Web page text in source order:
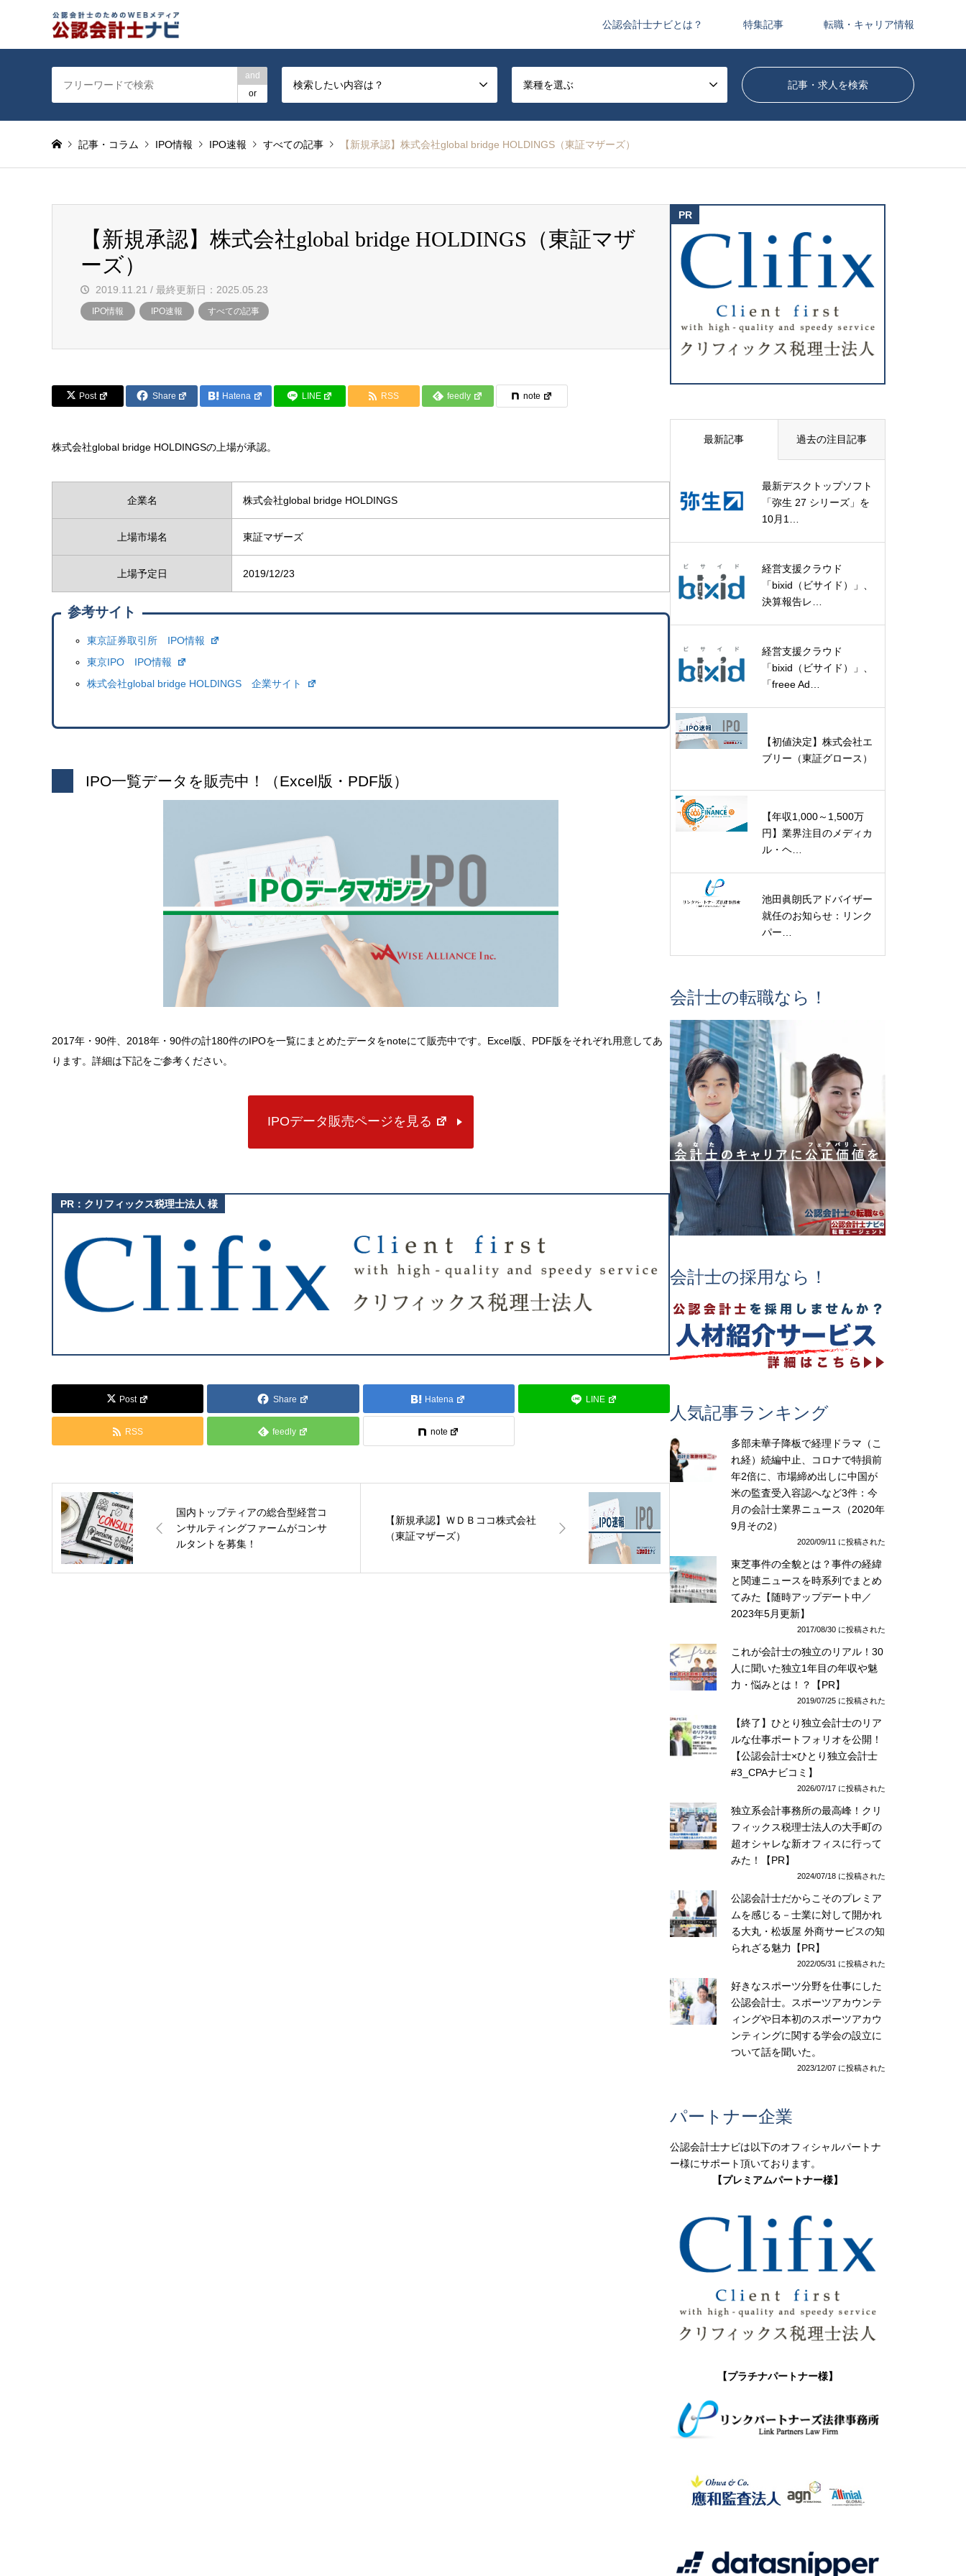
公認会計士ナビとは？ 特集記事 転職・キャリア情報
and
or
検索したい内容は？ 業種を選ぶ
記事・コラム IPO情報 IPO速報 すべての記事 【新規承認】株式会社global bridge HOLDINGS（東証マザーズ）
【新規承認】株式会社global bridge HOLDINGS（東証マザ
ーズ）
2019.11.21 / 最終更新日：2025.05.23
IPO情報 IPO速報 すべての記事
Post Share Hatena LINE RSS feedly note
株式会社global bridge HOLDINGSの上場が承認。
企業名 株式会社global bridge HOLDINGS
上場市場名 東証マザーズ
上場予定日 2019/12/23
参考サイト
東京証券取引所 IPO情報
東京IPO IPO情報
株式会社global bridge HOLDINGS 企業サイト
IPO一覧データを販売中！（Excel版・PDF版）
2017年・90件、2018年・90件の計180件のIPOを一覧にまとめたデータをnoteにて販売中です。Excel版、PDF版をそれぞれ用意してあ
ります。詳細は下記をご参考ください。
IPOデータ販売ページを見る
Post Share Hatena LINE
RSS feedly note
国内トップティアの総合型経営コ
ンサルティングファームがコンサ
ルタントを募集！
【新規承認】ＷＤＢココ株式会社
（東証マザーズ）
最新記事 過去の注目記事
最新デスクトップソフト
「弥生 27 シリーズ」を
10月1…
経営支援クラウド
「bixid（ビサイド）」、
決算報告レ…
経営支援クラウド
「bixid（ビサイド）」、
「freee Ad…
【初値決定】株式会社エ
ブリー（東証グロース）
【年収1,000～1,500万
円】業界注目のメディカ
ル・ヘ…
池田眞朗氏アドバイザー
就任のお知らせ：リンク
パー…
会計士の転職なら！
会計士の採用なら！
人気記事ランキング
多部未華子降板で経理ドラマ（こ
れ経）続編中止、コロナで特損前
年2倍に、市場締め出しに中国が
米の監査受入容認へなど3件：今
月の会計士業界ニュース（2020年
9月その2）
2020/09/11 に投稿された
東芝事件の全貌とは？事件の経緯
と関連ニュースを時系列でまとめ
てみた【随時アップデート中／
2023年5月更新】
2017/08/30 に投稿された
これが会計士の独立のリアル！30
人に聞いた独立1年目の年収や魅
力・悩みとは！？【PR】
2019/07/25 に投稿された
【終了】ひとり独立会計士のリア
ルな仕事ポートフォリオを公開！
【公認会計士×ひとり独立会計士
#3_CPAナビコミ】
2026/07/17 に投稿された
独立系会計事務所の最高峰！クリ
フィックス税理士法人の大手町の
超オシャレな新オフィスに行って
みた！【PR】
2024/07/18 に投稿された
公認会計士だからこそのプレミア
ムを感じる－士業に対して開かれ
る大丸・松坂屋 外商サービスの知
られざる魅力【PR】
2022/05/31 に投稿された
好きなスポーツ分野を仕事にした
公認会計士。スポーツアカウンテ
ィングや日本初のスポーツアカウ
ンティングに関する学会の設立に
ついて話を聞いた。
2023/12/07 に投稿された
パートナー企業
公認会計士ナビは以下のオフィシャルパートナ
ー様にサポート頂いております。
【プレミアムパートナー様】
【プラチナパートナー様】